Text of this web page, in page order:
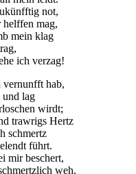
not,
mag,
mein klag
ich verzag!
vernunfft hab,
lag
wirdt;
trawrigs Hertz
schmertz
führt.
mir beschert,
weh,